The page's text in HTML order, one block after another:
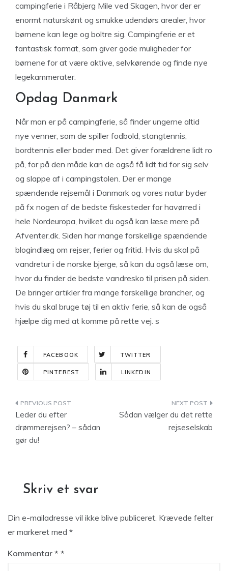
campingferie i Råbjerg Mile ved Skagen, hvor der er
enormt naturskønt og smukke udendørs arealer, hvor
børnene kan lege og boltre sig. Campingferie er et
fantastisk format, som giver gode muligheder for
børnene for at være aktive, selvkørende og finde nye
legekammerater.
Opdag Danmark
Når man er på campingferie, så finder ungerne altid
nye venner, som de spiller fodbold, stangtennis,
bordtennis eller bader med. Det giver forældrene lidt ro
på, for på den måde kan de også få lidt tid for sig selv
og slappe af i campingstolen. Der er mange
spændende rejsemål i Danmark og vores natur byder
på fx nogen af de bedste fiskesteder for havørred i
hele Nordeuropa, hvilket du også kan læse mere på
Afventer.dk. Siden har mange forskellige spændende
blogindlæg om rejser, ferier og fritid. Hvis du skal på
vandretur i de norske bjerge, så kan du også læse om,
hvor du finder de bedste vandresko til prisen på siden.
De bringer artikler fra mange forskellige brancher, og
hvis du skal bruge tøj til en aktiv ferie, så kan de også
hjælpe dig med at komme på rette vej. s
FACEBOOK TWITTER
PINTEREST LINKEDIN
Indlægsnavigation
Leder du efter
drømmerejsen? – sådan
gør du!
Sådan vælger du det rette
rejseselskab
Skriv et svar
Din e-mailadresse vil ikke blive publiceret. Krævede felter
er markeret med *
Kommentar *